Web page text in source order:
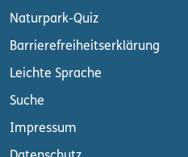
Naturpark-Quiz
Barrierefreiheitserklärung
Leichte Sprache
Suche
Impressum